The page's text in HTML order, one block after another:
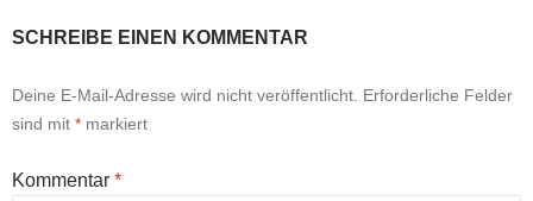
SCHREIBE EINEN KOMMENTAR
Deine E-Mail-Adresse wird nicht veröffentlicht. Erforderliche Felder
sind mit * markiert
Kommentar *